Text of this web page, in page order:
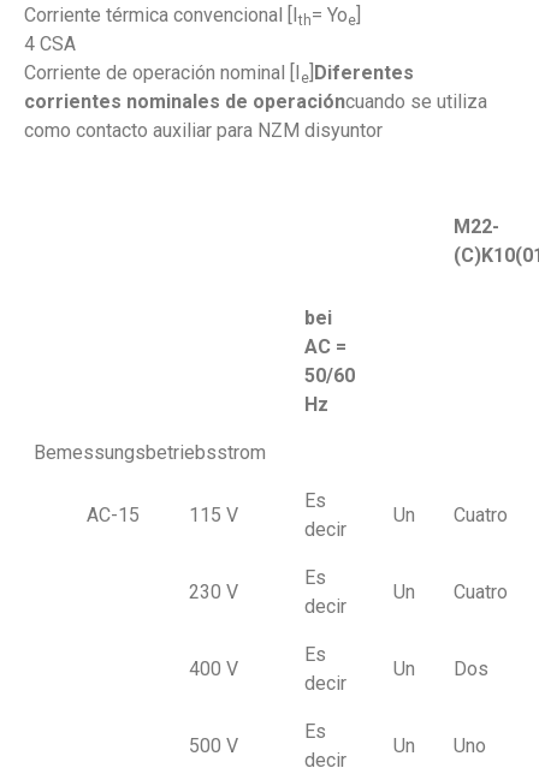
Corriente térmica convencional [Ith= Yoe
4 CSA
Corriente de operación nominal [I
e Diferentes
corrientes nominales de operacióncuando se utiliza
como contacto auxiliar para NZM disyuntor
M22-
bei
AC =
50/60
Hz
Bemessungsbetriebsstrom
AC-15 115 V
Es
decir
Un Cuatro
230 V
Es
decir
Un Cuatro
400 V
Es
decir
Un Dos
500 V
Es
decir
Un Uno